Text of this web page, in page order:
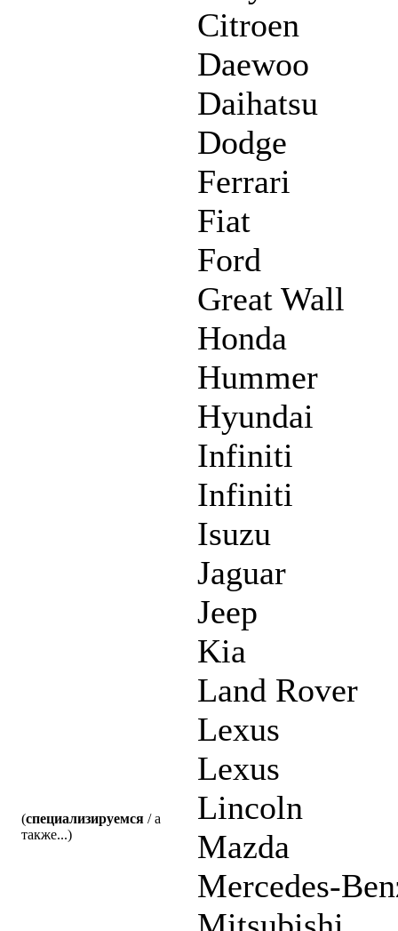
(специализируемся / а
также...)
Citroen
Daewoo
Daihatsu
Dodge
Ferrari
Fiat
Ford
Great Wall
Honda
Hummer
Hyundai
Infiniti
Infiniti
Isuzu
Jaguar
Jeep
Kia
Land Rover
Lexus
Lexus
Lincoln
Mazda
Mercedes-